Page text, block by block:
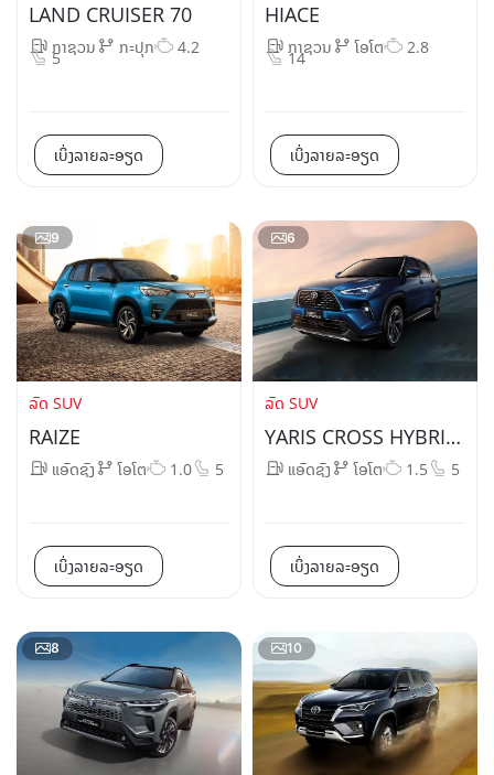
LAND CRUISER 70
ກາຊວນ ກະປຸກ 4.2
5
ເບິ່ງລາຍລະອຽດ
HIACE
ກາຊວນ ໂອໂຕ 2.8
14
ເບິ່ງລາຍລະອຽດ
9
ລົດ SUV
RAIZE
ແອັດຊັງ ໂອໂຕ 1.0 5
ເບິ່ງລາຍລະອຽດ
6
ລົດ SUV
YARIS CROSS HYBRID
ELECTRIC
ແອັດຊັງ ໂອໂຕ 1.5 5
ເບິ່ງລາຍລະອຽດ
8 10